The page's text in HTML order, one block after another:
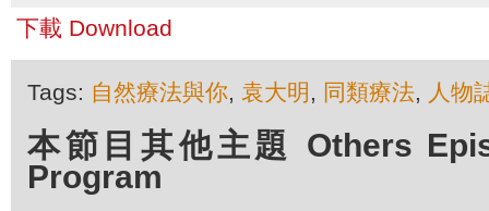
下載 Download
Tags: 自然療法與你, 袁大明 , 同類療法, 人物
本節目其他主題 Others
Program